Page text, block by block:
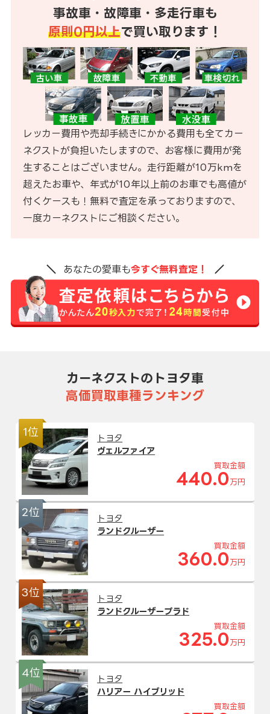
事故車・故障車・多走行車も
原則0円以上で買い取ります！
レッカー費用や売却手続きにかかる費用も全てカー
ネクストが負担いたしますので、お客様に費用が発
生することはございません。走行距離が10万kmを
超えたお車や、年式が10年以上前のお車でも高値が
付くケースも！無料で査定を承っておりますので、
一度カーネクストにご相談ください。
あなたの愛車も今すぐ無料査定！
カーネクストのトヨタ車
高価買取車種ランキング
1位
トヨタ
ヴェルファイア
買取金額
440.0 万円
2位
トヨタ
ランドクルーザー
買取金額
360.0 万円
3位
トヨタ
ランドクルーザープラド
買取金額
325.0 万円
4位
トヨタ
ハリアー ハイブリッド
買取金額